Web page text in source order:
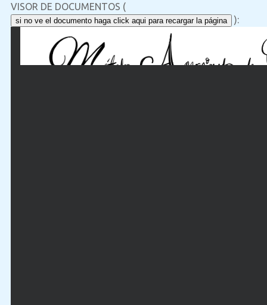
VISOR DE DOCUMENTOS (
si no ve el documento haga click aqui para recargar la página ):